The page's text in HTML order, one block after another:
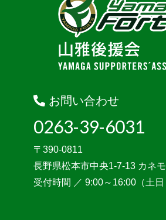
お問い合わせ
0263-39-6031
〒390-0811
長野県松本市中央1-7-13 カネ
受付時間 ／ 9:00～16:00（土日